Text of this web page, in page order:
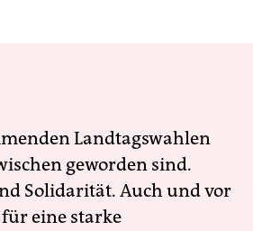
Landtagswahlen
geworden sind.
Solidarität. Auch und vor
eine starke